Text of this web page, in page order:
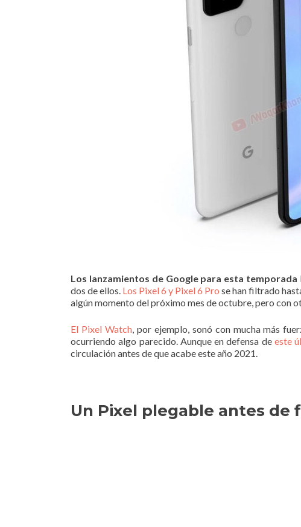
Los lanzamientos de Google para esta temporada
dos de ellos. Los Pixel 6 y Pixel 6 Pro se han filtrado
algún momento del próximo mes de octubre, pero con
El Pixel Watch, por ejemplo, sonó con mucha más
ocurriendo algo parecido. Aunque en defensa de este
circulación antes de que acabe este año 2021.
Un Pixel plegable antes de